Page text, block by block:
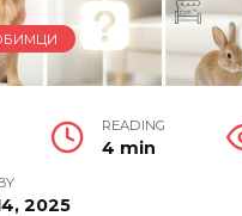
READING
4 min
2025